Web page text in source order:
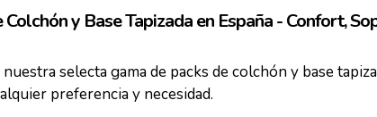
y Base Tapizada en España - Confort,
selecta gama de packs de colchón y base
preferencia y necesidad.